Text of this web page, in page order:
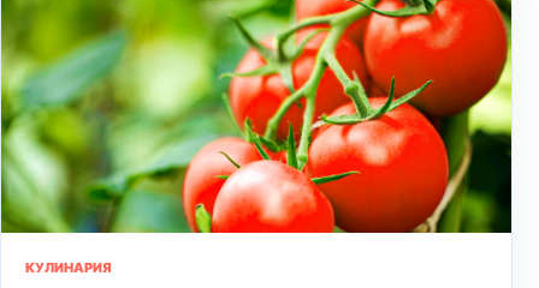
КУЛИНАРИЯ